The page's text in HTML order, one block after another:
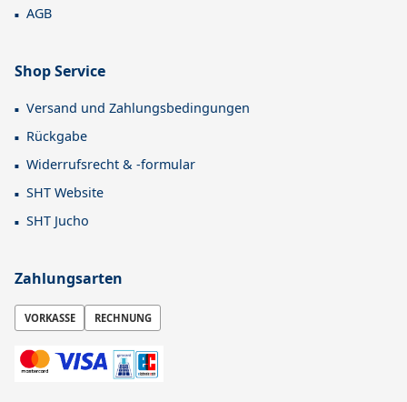
AGB
Shop Service
Versand und Zahlungsbedingungen
Rückgabe
Widerrufsrecht & -formular
SHT Website
SHT Jucho
Zahlungsarten
VORKASSE RECHNUNG